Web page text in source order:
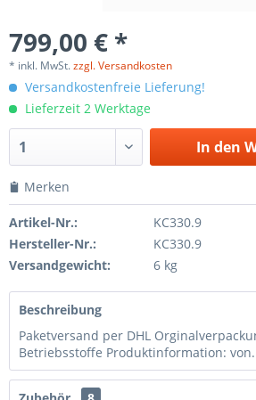
799,00 € *
* inkl. MwSt.zzgl. Versandkosten
Versandkostenfreie Lieferung!
Lieferzeit 2 Werktage
In den
Merken
Artikel-Nr.:
KC330.9
Hersteller-Nr.:
KC330.9
Versandgewicht:
6 kg
Beschreibung
Paketversand per DHL
Betriebsstoffe Produktinformation: